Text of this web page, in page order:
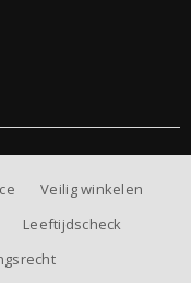
Veilig winkelen
Leeftijdscheck